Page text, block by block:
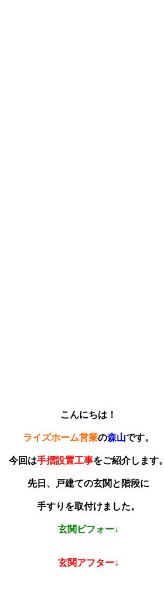
こんにちは！
ライズホーム営業の森山です。
今回は手摺設置工事をご紹介します。
先日、戸建ての玄関と階段に
手すりを取付けました。
玄関ビフォー↓
玄関アフター↓